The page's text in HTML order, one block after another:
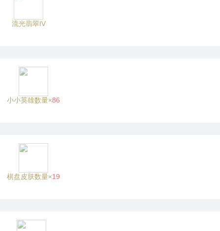
流光翡翠IV
小小英雄数量×86
棋盘皮肤数量×19